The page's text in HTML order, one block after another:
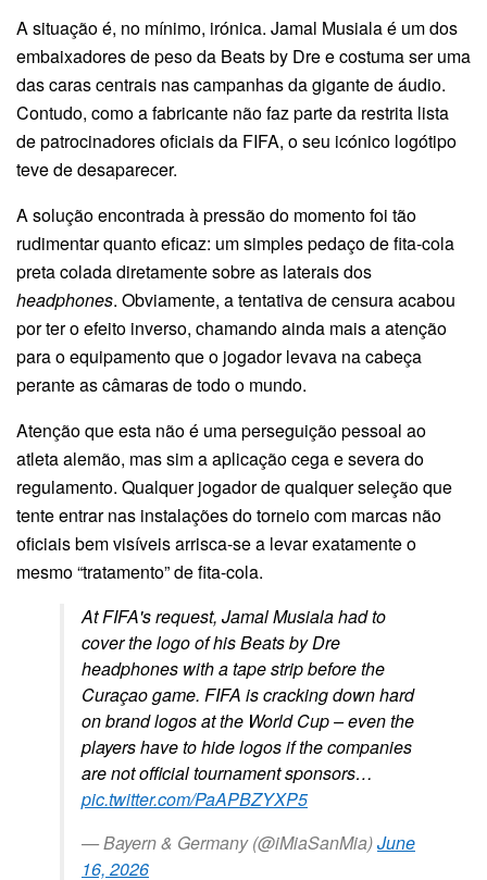
A situação é, no mínimo, irónica. Jamal Musiala é um dos
embaixadores de peso da Beats by Dre e costuma ser uma
das caras centrais nas campanhas da gigante de áudio.
Contudo, como a fabricante não faz parte da restrita lista
de patrocinadores oficiais da FIFA, o seu icónico logótipo
teve de desaparecer.
A solução encontrada à pressão do momento foi tão
rudimentar quanto eficaz: um simples pedaço de fita-cola
preta colada diretamente sobre as laterais dos
headphones. Obviamente, a tentativa de censura acabou
por ter o efeito inverso, chamando ainda mais a atenção
para o equipamento que o jogador levava na cabeça
perante as câmaras de todo o mundo.
Atenção que esta não é uma perseguição pessoal ao
atleta alemão, mas sim a aplicação cega e severa do
regulamento. Qualquer jogador de qualquer seleção que
tente entrar nas instalações do torneio com marcas não
oficiais bem visíveis arrisca-se a levar exatamente o
mesmo “tratamento” de fita-cola.
At FIFA's request, Jamal Musiala had to
cover the logo of his Beats by Dre
headphones with a tape strip before the
Curaçao game. FIFA is cracking down hard
on brand logos at the World Cup – even the
players have to hide logos if the companies
are not official tournament sponsors…
pic.twitter.com/PaAPBZYXP5
— Bayern & Germany (@iMiaSanMia)June
16, 2026